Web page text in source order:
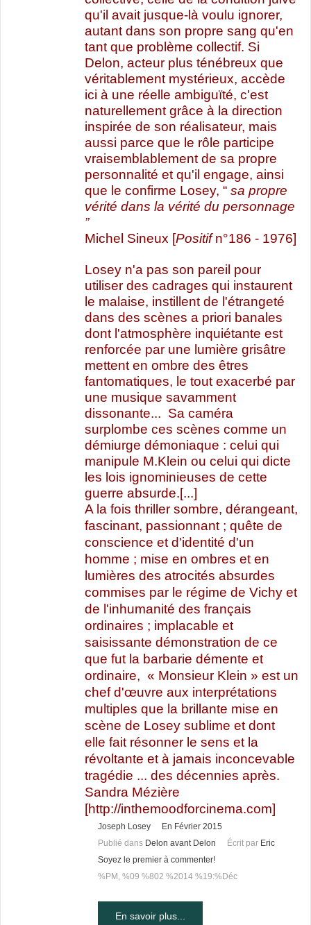
qu'il avait jusque-là voulu ignorer,
autant dans son propre sang qu'en
tant que problème collectif. Si
Delon, acteur plus ténébreux que
véritablement mystérieux, accède
ici à une réelle ambiguïté, c'est
naturellement grâce à la direction
inspirée de son réalisateur, mais
aussi parce que le rôle participe
vraisemblablement de sa propre
personnalité et qu'il engage, ainsi
que le confirme Losey, “sa propre
vérité dans la vérité du personnage
”
Michel Sineux [Positifn°186 - 1976]
Losey n'a pas son pareil pour
utiliser des cadrages qui instaurent
le malaise, instillent de l'étrangeté
dans des scènes a priori banales
dont l'atmosphère inquiétante est
renforcée par une lumière grisâtre
mettent en ombre des êtres
fantomatiques, le tout exacerbé par
une musique savamment
dissonante... Sa caméra
surplombe ces scènes comme un
démiurge démoniaque : celui qui
manipule M.Klein ou celui qui dicte
les lois ignominieuses de cette
guerre absurde.[...]
A la fois thriller sombre, dérangeant,
fascinant, passionnant ; quête de
conscience et d'identité d'un
homme ; mise en ombres et en
lumières des atrocités absurdes
commises par le régime de Vichy et
de l'inhumanité des français
ordinaires ; implacable et
saisissante démonstration de ce
que fut la barbarie démente et
ordinaire, « Monsieur Klein » est un
chef d'œuvre aux interprétations
multiples que la brillante mise en
scène de Losey sublime et dont
elle fait résonner le sens et la
révoltante et à jamais inconcevable
tragédie ... des décennies après.
Sandra Mézière
[http://inthemoodforcinema.com]
Joseph Losey
En Février 2015
Publié dans Delon avant Delon Écrit par Eric
Soyez le premier à commenter!
%PM, %09 %802 %2014 %19:%Déc
En savoir plus...